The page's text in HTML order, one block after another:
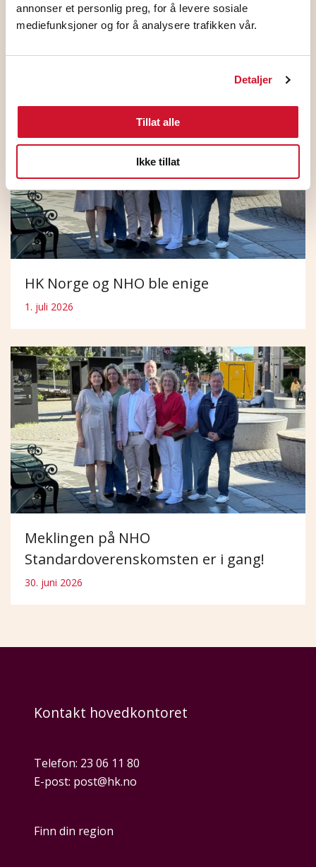
annonser et personlig preg, for å levere sosiale
mediefunksjoner og for å analysere trafikken vår.
Detaljer
Tillat alle
Ikke tillat
HKs medlemmer på NHO
Standardoverenskomsten stemte JA
5. august 2026
HK Norge og NHO ble enige
1. juli 2026
Meklingen på NHO
Standardoverenskomsten er i gang!
30. juni 2026
Kontakt hovedkontoret
Telefon: 23 06 11 80
E-post: post@hk.no
Finn din region